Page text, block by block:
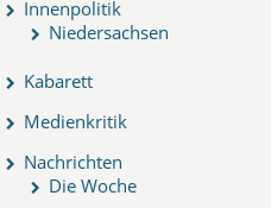
Innenpolitik
Niedersachsen
Kabarett
Medienkritik
Nachrichten
Die Woche